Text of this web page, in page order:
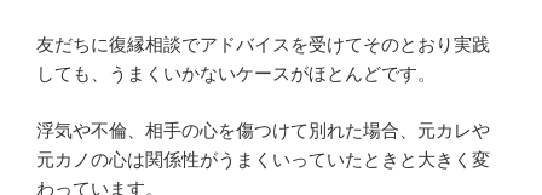
友だちに復縁相談でアドバイスを受けてそのとおり実践
しても、うまくいかないケースがほとんどです。
浮気や不倫、相手の心を傷つけて別れた場合、元カレや
元カノの心は関係性がうまくいっていたときと大きく変
わっています。